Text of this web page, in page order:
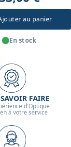
au panier
En stock
FAIRE
d'Optique
à votre service